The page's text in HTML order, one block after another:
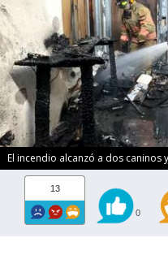
El incendio alcanzó a dos caninos
13
0